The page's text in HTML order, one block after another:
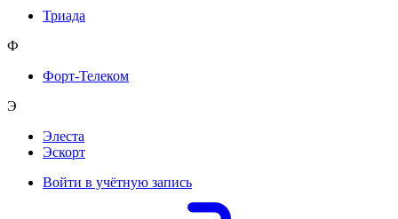
Триада
Ф
Форт-Телеком
Э
Элеста
Эскорт
Войти в учётную запись